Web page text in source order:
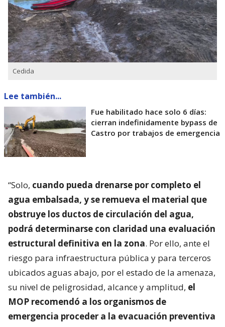
Cedida
Lee también...
Fue habilitado hace solo 6 días:
cierran indefinidamente bypass de
Castro por trabajos de emergencia
“Solo, cuando pueda drenarse por completo el
agua embalsada, y se remueva el material que
obstruye los ductos de circulación del agua,
podrá determinarse con claridad una evaluación
estructural definitiva en la zona. Por ello, ante el
riesgo para infraestructura pública y para terceros
ubicados aguas abajo, por el estado de la amenaza,
su nivel de peligrosidad, alcance y amplitud, el
MOP recomendó a los organismos de
emergencia proceder a la evacuación preventiva